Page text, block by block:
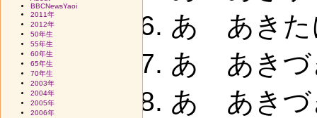
あ あきた
あ あきづ
あ あきづ
BBCNewsYaoi
2011年
2012年
50年生
55年生
60年生
65年生
70年生
2003年
2004年
2005年
2006年